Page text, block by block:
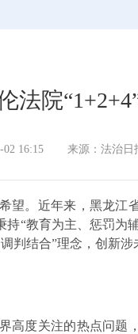
法院
02 16:15 来源：法治日
望。近年来，黑龙江
“教育为主、惩罚为
判结合”理念，创新
高度关注的热点问题